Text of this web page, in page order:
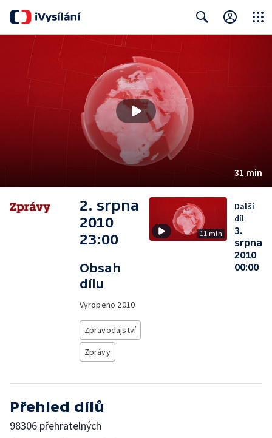
31 min
2. srpna
2010
23:00
Obsah
dílu
Vyrobeno 2010
Zpravodajství
Zprávy
11 min
Další
díl
3.
srpna
2010
00:00
Přehled dílů
98306 přehratelných